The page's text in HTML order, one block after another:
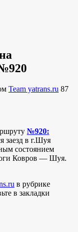
Team yatrans.ru 87
№920:
заезд в г.Шуя
состоянием
Ковров — Шуя.
в рубрике
в закладки